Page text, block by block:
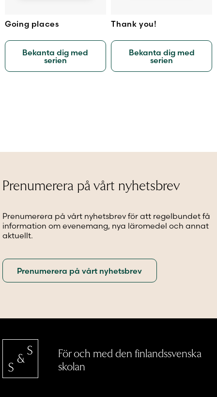
Going places
Bekanta dig med
serien
Thank you!
Bekanta dig med
serien
Prenumerera på vårt nyhetsbrev
Prenumerera på vårt nyhetsbrev för att regelbundet få
information om evenemang, nya läromedel och annat
aktuellt.
För och med den finlandssvenska
skolan